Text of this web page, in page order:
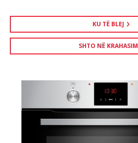
KU TË BLEJ
SHTO NË KRAHASIM